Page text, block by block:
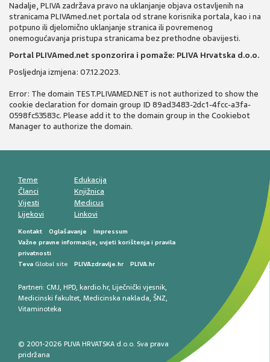
Nadalje, PLIVA zadržava pravo na uklanjanje objava ostavljenih na
stranicama PLIVAmed.net portala od strane korisnika portala, kao i na
potpuno ili djelomično uklanjanje stranica ili povremenog
onemogućavanja pristupa stranicama bez prethodne obavijesti.
Portal PLIVAmed.net sponzorira i pomaže: PLIVA Hrvatska d.o.o.
Posljednja izmjena: 07.12.2023.
Error: The domain TEST.PLIVAMED.NET is not authorized to show the
cookie declaration for domain group ID 89ad3483-2dc1-4fcc-a3fa-
0598fc53583c. Please add it to the domain group in the Cookiebot
Manager to authorize the domain.
Teme
Članci
Vijesti
Lijekovi
Edukacija
Knjižnica
Medicus
Linkovi
Kontakt Oglašavanje
Impressum
Važne pravne informacije, uvjeti korištenja i pravila
privatnosti
Teva Global site PLIVAzdravlje.hr PLIVA.hr
Partneri: CMJ, HPD, kardio.hr, Liječnički vjesnik,
Medicinski fakultet, Medicinska naklada, ŠNZ,
Vitaminoteka
© 2001-2026 PLIVA HRVATSKA d.o.o. Sva prava
pridržana